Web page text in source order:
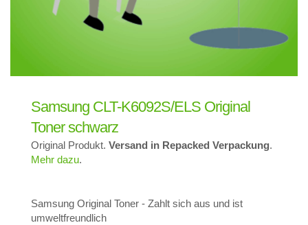
Samsung CLT-K6092S/ELS Original
Toner schwarz
Original Produkt. Versand in Repacked Verpackung.
Mehr dazu.
Samsung Original Toner - Zahlt sich aus und ist
umweltfreundlich